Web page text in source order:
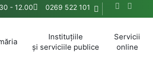
- 12.00 0269 522 101
Instituțiile
și serviciile publice
Servicii
online